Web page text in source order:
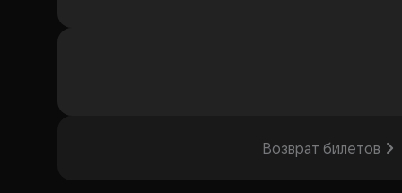
Возврат билетов